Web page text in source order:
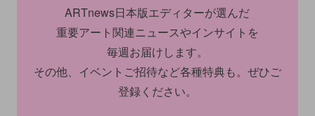
ARTnews日本版エディターが選んだ
重要アート関連ニュースやインサイトを
毎週お届けします。
その他、イベントご招待など各種特典も。ぜひご
登録ください。